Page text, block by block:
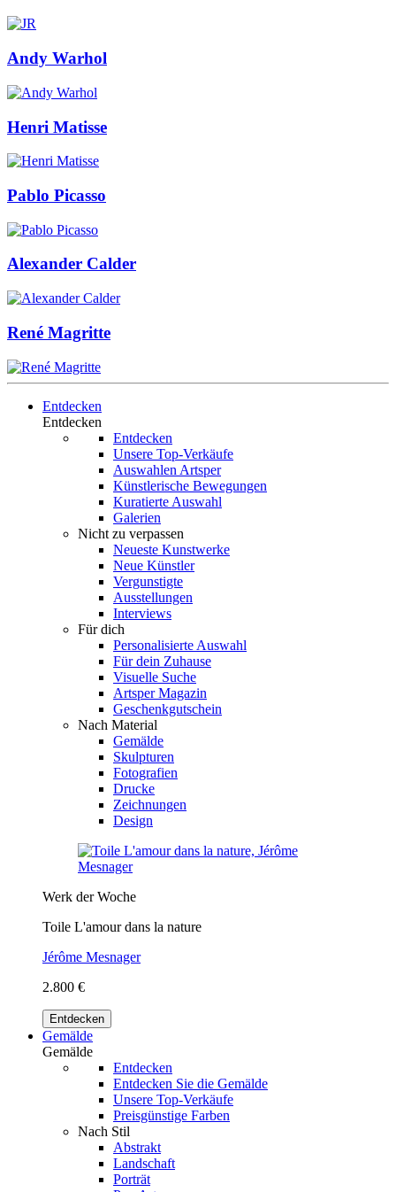
Andy Warhol
Henri Matisse
Pablo Picasso
Alexander Calder
René Magritte
Entdecken
Entdecken
Entdecken
Unsere Top-Verkäufe
Auswahlen Artsper
Künstlerische Bewegungen
Kuratierte Auswahl
Galerien
Nicht zu verpassen
Neueste Kunstwerke
Neue Künstler
Vergunstigte
Ausstellungen
Interviews
Für dich
Personalisierte Auswahl
Für dein Zuhause
Visuelle Suche
Artsper Magazin
Geschenkgutschein
Nach Material
Gemälde
Skulpturen
Fotografien
Drucke
Zeichnungen
Design
Werk der Woche
Toile L'amour dans la nature
Jérôme Mesnager
2.800 €
Entdecken
Gemälde
Gemälde
Entdecken
Entdecken Sie die Gemälde
Unsere Top-Verkäufe
Preisgünstige Farben
Nach Stil
Abstrakt
Landschaft
Porträt